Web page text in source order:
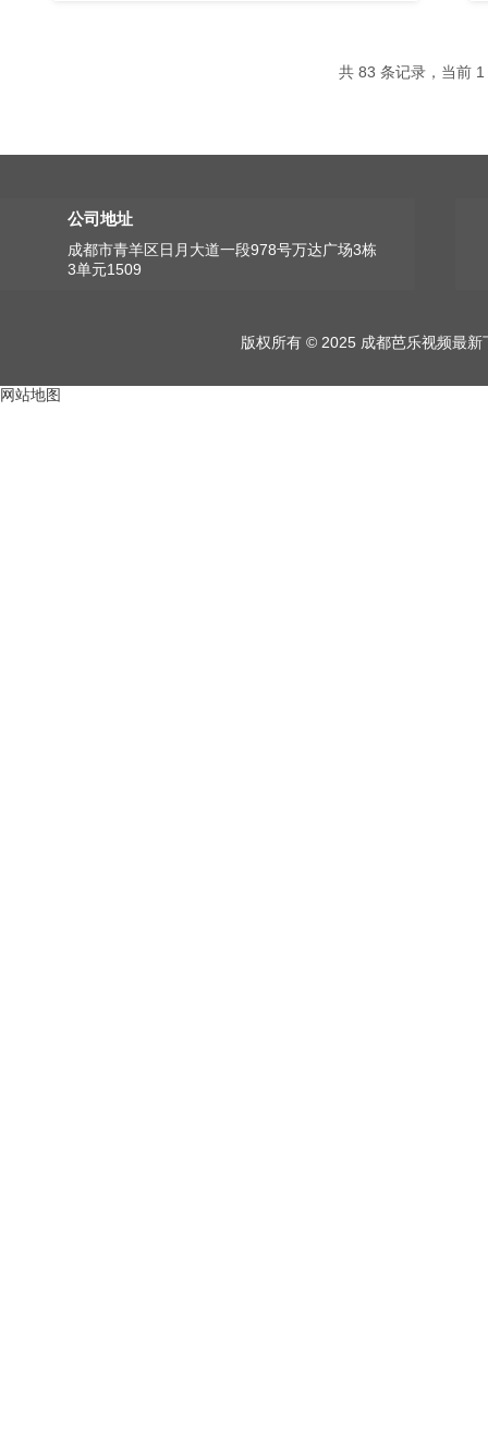
共 83 条记录，当
公司地址
成都市青羊区日月大道一段978号万达广场3栋
3单元1509
版权所有 © 2025 成都芭乐视频最
网站地图